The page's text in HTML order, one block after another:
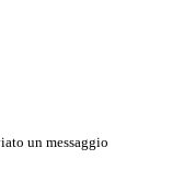
un messaggio